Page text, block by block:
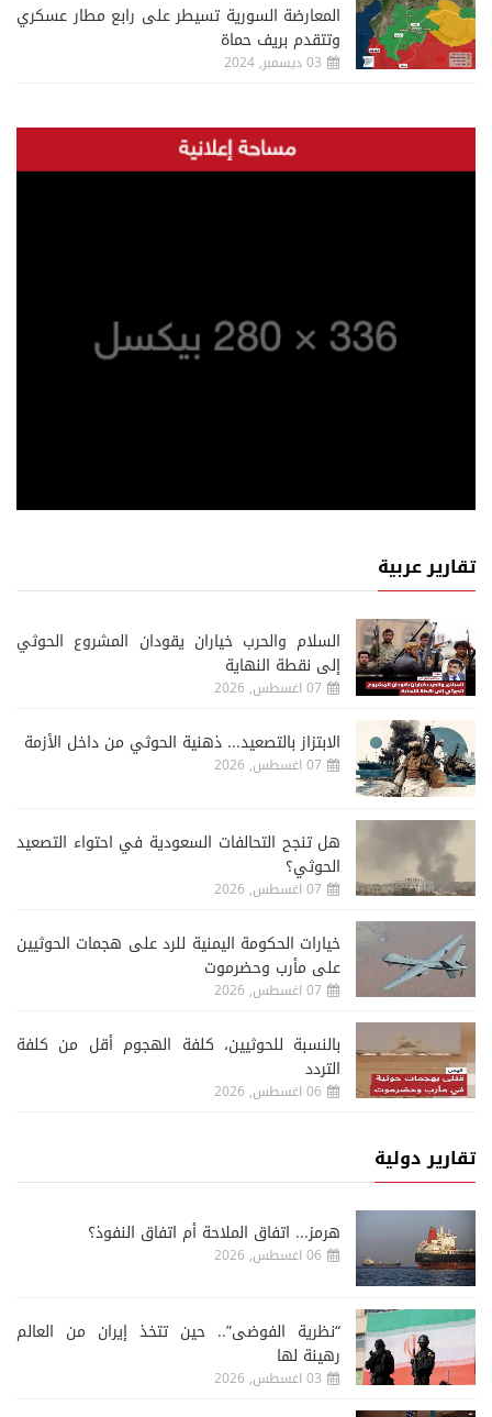
المعارضة السورية تسيطر على رابع مطار عسكري
وتتقدم بريف حماة
03 ديسمبر, 2024
تقارير عربية
السلام والحرب خياران يقودان المشروع الحوثي
إلى نقطة النهاية
07 اغسطس, 2026
الابتزاز بالتصعيد... ذهنية الحوثي من داخل الأزمة
07 اغسطس, 2026
هل تنجح التحالفات السعودية في احتواء التصعيد
الحوثي؟
07 اغسطس, 2026
خيارات الحكومة اليمنية للرد على هجمات الحوثيين
على مأرب وحضرموت
07 اغسطس, 2026
‏بالنسبة للحوثيين، كلفة الهجوم أقل من كلفة
التردد
06 اغسطس, 2026
تقارير دولية
هرمز... اتفاق الملاحة أم اتفاق النفوذ؟
06 اغسطس, 2026
“نظرية الفوضى”.. حين تتخذ إيران من العالم
رهينة لها
03 اغسطس, 2026